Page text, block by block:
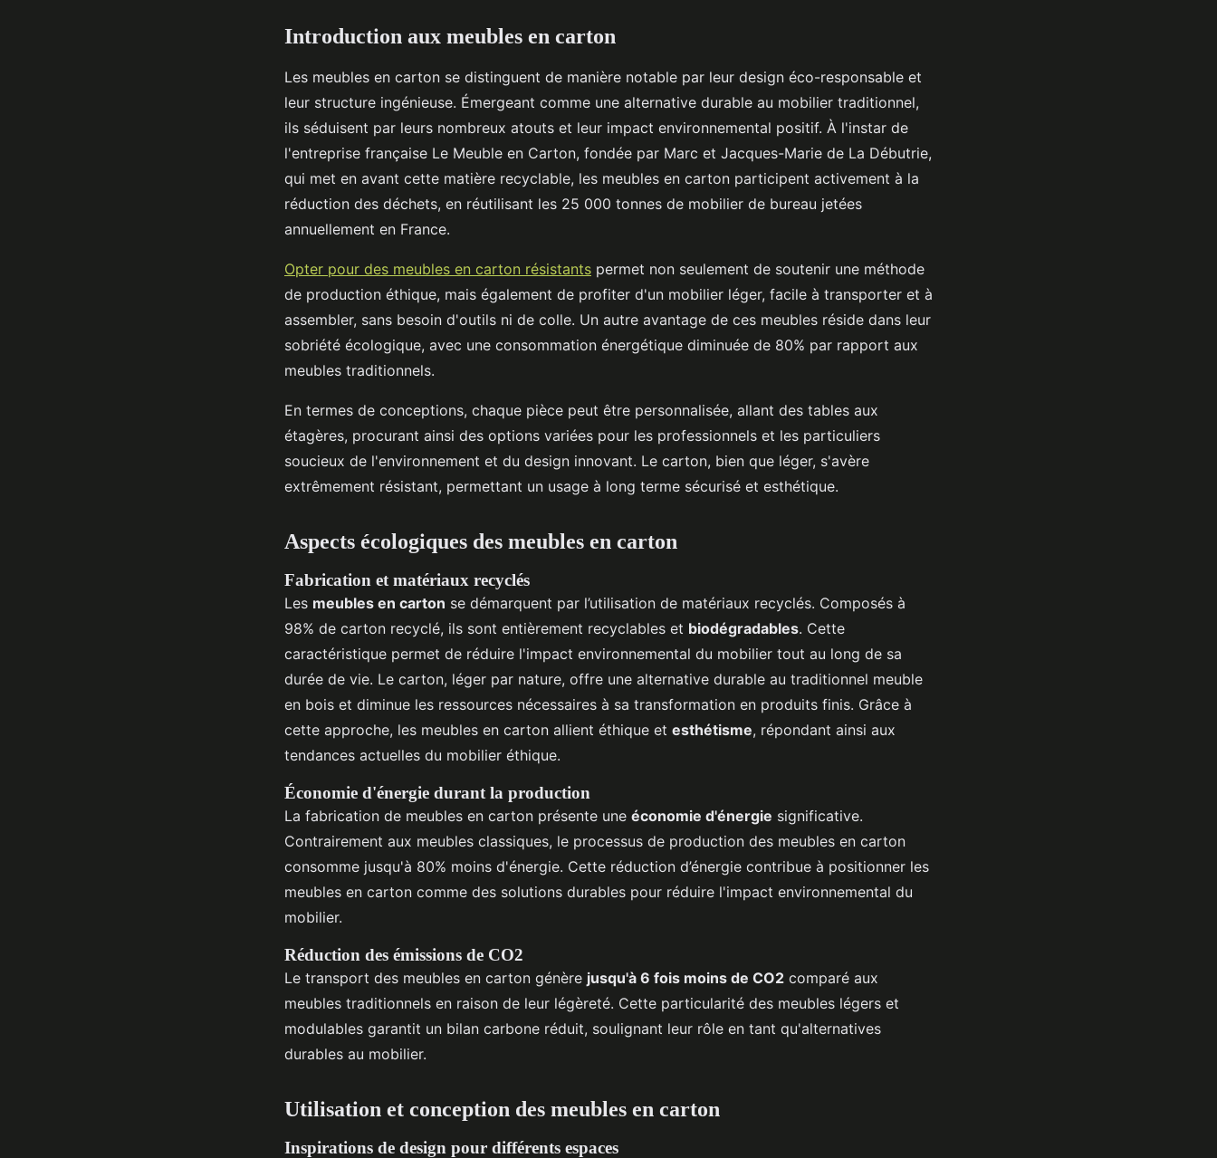
Introduction aux meubles en carton
Les meubles en carton se distinguent de manière notable par leur design éco-responsable et
leur structure ingénieuse. Émergeant comme une alternative durable au mobilier traditionnel,
ils séduisent par leurs nombreux atouts et leur impact environnemental positif. À l'instar de
l'entreprise française Le Meuble en Carton, fondée par Marc et Jacques-Marie de La Débutrie,
qui met en avant cette matière recyclable, les meubles en carton participent activement à la
réduction des déchets, en réutilisant les 25 000 tonnes de mobilier de bureau jetées
annuellement en France.
Opter pour des meubles en carton résistants permet non seulement de soutenir une méthode
de production éthique, mais également de profiter d'un mobilier léger, facile à transporter et à
assembler, sans besoin d'outils ni de colle. Un autre avantage de ces meubles réside dans leur
sobriété écologique, avec une consommation énergétique diminuée de 80% par rapport aux
meubles traditionnels.
En termes de conceptions, chaque pièce peut être personnalisée, allant des tables aux
étagères, procurant ainsi des options variées pour les professionnels et les particuliers
soucieux de l'environnement et du design innovant. Le carton, bien que léger, s'avère
extrêmement résistant, permettant un usage à long terme sécurisé et esthétique.
Aspects écologiques des meubles en carton
Fabrication et matériaux recyclés
Les meubles en carton se démarquent par l’utilisation de matériaux recyclés. Composés à
98% de carton recyclé, ils sont entièrement recyclables et biodégradables. Cette
caractéristique permet de réduire l'impact environnemental du mobilier tout au long de sa
durée de vie. Le carton, léger par nature, offre une alternative durable au traditionnel meuble
en bois et diminue les ressources nécessaires à sa transformation en produits finis. Grâce à
cette approche, les meubles en carton allient éthique et esthétisme, répondant ainsi aux
tendances actuelles du mobilier éthique.
Économie d'énergie durant la production
La fabrication de meubles en carton présente une économie d'énergie significative.
Contrairement aux meubles classiques, le processus de production des meubles en carton
consomme jusqu'à 80% moins d'énergie. Cette réduction d’énergie contribue à positionner les
meubles en carton comme des solutions durables pour réduire l'impact environnemental du
mobilier.
Réduction des émissions de CO2
Le transport des meubles en carton génère jusqu'à 6 fois moins de CO2 comparé aux
meubles traditionnels en raison de leur légèreté. Cette particularité des meubles légers et
modulables garantit un bilan carbone réduit, soulignant leur rôle en tant qu'alternatives
durables au mobilier.
Utilisation et conception des meubles en carton
Inspirations de design pour différents espaces